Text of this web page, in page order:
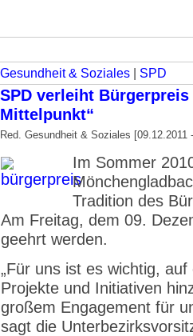
Gesundheit & Soziales SPD
SPD verleiht
Mittelpunkt“
Red. Gesundheit & Soziales [09.12.2011
Im Sommer
Tradition des
Am Freitag, dem 09.
geehrt werden.
„Für uns ist es wichtig,
Projekte und Initiativen
großem Engagement für
sagt die